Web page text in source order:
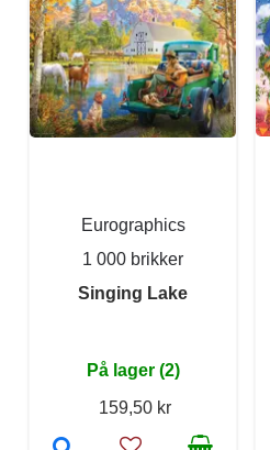
Eurographics
1 000 brikker
Singing Lake
På lager (2)
159,50 kr